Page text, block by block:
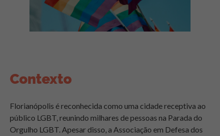
Contexto
Florianópolis é reconhecida como uma cidade receptiva ao
público LGBT, reunindo milhares de pessoas na Parada do
Orgulho LGBT. Apesar disso, a Associação em Defesa dos